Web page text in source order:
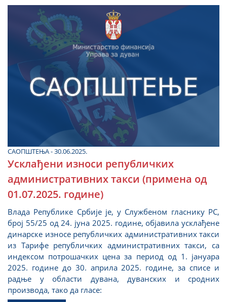
САОПШТЕЊА - 30.06.2025.
Усклађени износи републичких
административних такси (примена од
01.07.2025. године)
Влада Републике Србије је, у Службеном гласнику РС,
број 55/25 од 24. јуна 2025. године, објавила усклађене
динарске износе републичких административних такси
из Тарифe републичких административних такси, са
индексом потрошачких цена за период од 1. јануара
2025. године до 30. априла 2025. године, за списе и
радње у области дувана, дуванских и сродних
производа, тако да гласе: